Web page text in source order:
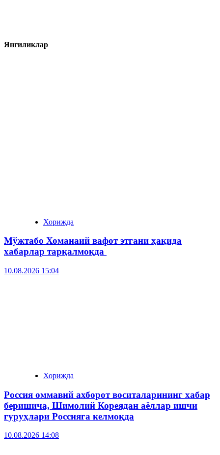
Янгиликлар
Хорижда
Мўжтабо Хоманаий вафот этгани ҳақида
хабарлар тарқалмоқда
10.08.2026 15:04
Хорижда
Россия оммавий ахборот воситаларининг хабар
беришича, Шимолий Кореядан аёллар ишчи
гуруҳлари Россияга келмоқда
10.08.2026 14:08